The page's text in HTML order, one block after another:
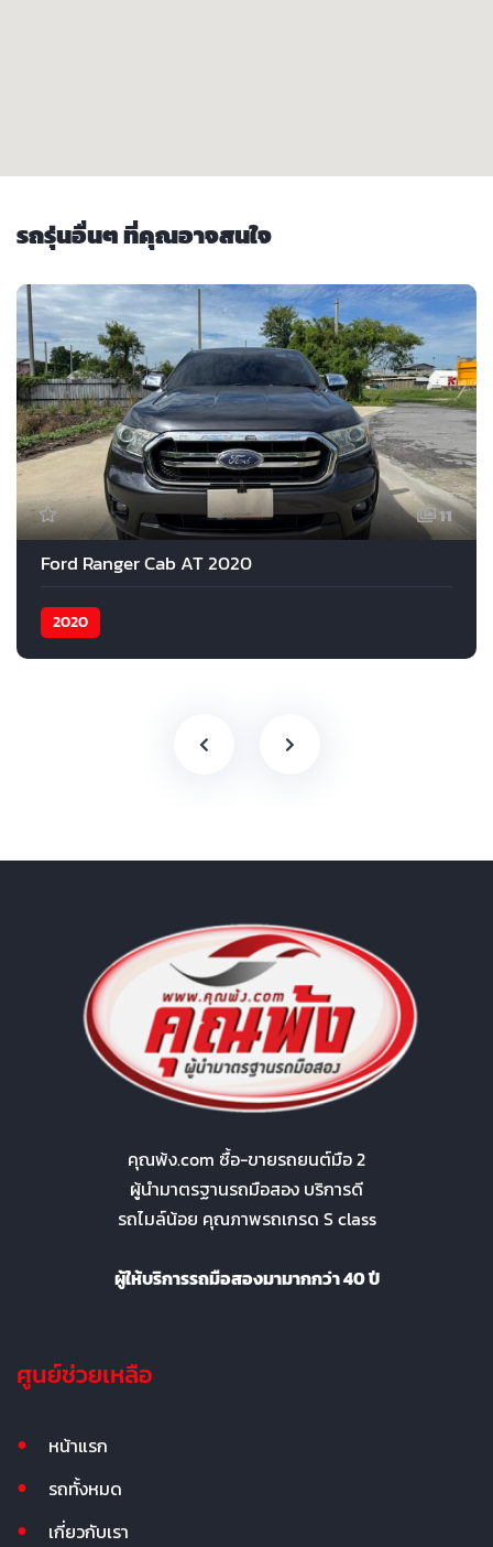
รถรุ่นอื่นๆ ที่คุณอาจสนใจ
11
Ford Ranger Cab AT 2020
2020
คุณพ้ง.com ซื้อ-ขายรถยนต์มือ 2
ผู้นำมาตรฐานรถมือสอง บริการดี
รถไมล์น้อย คุณภาพรถเกรด S class
ผู้ให้บริการรถมือสองมามากกว่า 40 ปี
ศูนย์ช่วยเหลือ
หน้าแรก
รถทั้งหมด
เกี่ยวกับเรา